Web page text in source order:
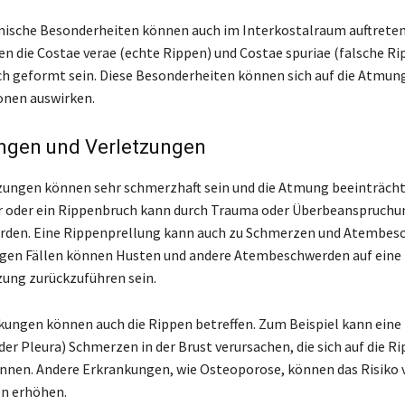
Besonderheiten können auch im Interkostalraum
die Costae verae (echte Rippen) und Costae spuriae (falsche
geformt sein. Diese Besonderheiten können sich auf die
auswirken.
und Verletzungen
können sehr schmerzhaft sein und die Atmung
ein Rippenbruch kann durch Trauma oder
Eine Rippenprellung kann auch zu Schmerzen und
Fällen können Husten und andere Atembeschwerden auf eine
zurückzuführen sein.
können auch die Rippen betreffen. Zum Beispiel kann
Pleura) Schmerzen in der Brust verursachen, die sich auf die
Andere Erkrankungen, wie Osteoporose, können das Risiko
erhöhen.